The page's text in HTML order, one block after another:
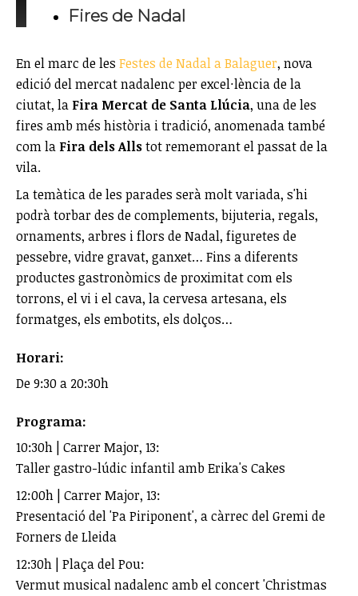
Fires de Nadal
En el marc de les Festes de Nadal a Balaguer, nova
edició del mercat nadalenc per excel·lència de la
ciutat, la Fira Mercat de Santa Llúcia, una de les
fires amb més història i tradició, anomenada també
com la Fira dels Allstot rememorant el passat de la
vila.
La temàtica de les parades serà molt variada, s'hi
podrà torbar des de complements, bijuteria, regals,
ornaments, arbres i flors de Nadal, figuretes de
pessebre, vidre gravat, ganxet… Fins a diferents
productes gastronòmics de proximitat com els
torrons, el vi i el cava, la cervesa artesana, els
formatges, els embotits, els dolços…
Horari:
De 9:30 a 20:30h
Programa:
10:30h | Carrer Major, 13:
Taller gastro-lúdic infantil amb Erika's Cakes
12:00h | Carrer Major, 13:
Presentació del 'Pa Piriponent', a càrrec del Gremi de
Forners de Lleida
12:30h | Plaça del Pou:
Vermut musical nadalenc amb el concert 'Christmas